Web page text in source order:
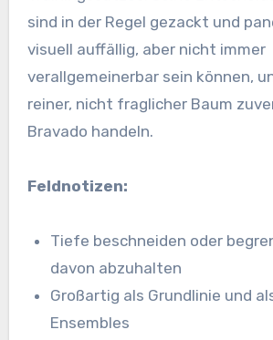
sind in der Regel gezackt und
visuell auffällig, aber nicht immer
verallgemeinerbar sein können,
reiner, nicht fraglicher Baum
Bravado handeln.
Feldnotizen:
Tiefe beschneiden oder
davon abzuhalten
Großartig als Grundlinie und
Ensembles